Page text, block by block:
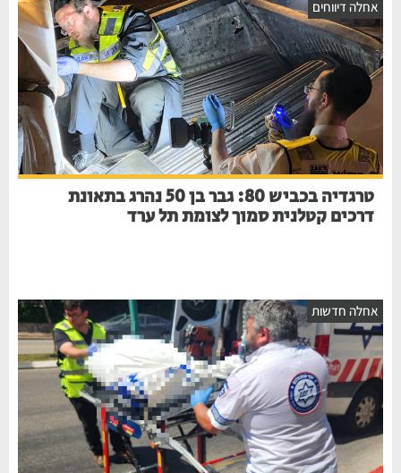
אחלה דיווחים
טרגדיה בכביש 80: גבר בן 50 נהרג בתאונת
דרכים קטלנית סמוך לצומת תל ערד
אחלה חדשות